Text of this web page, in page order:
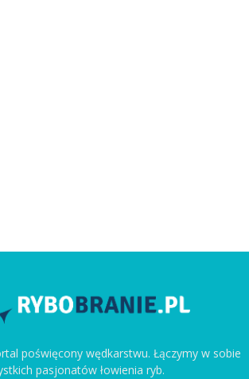
poświęcony wędkarstwu. Łączymy w sobie
pasjonatów łowienia ryb.